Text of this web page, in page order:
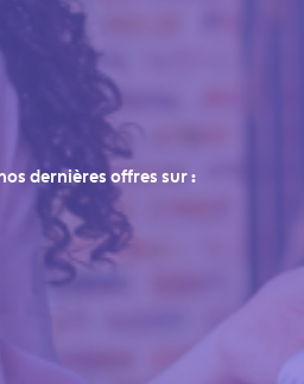
dernières offres sur :